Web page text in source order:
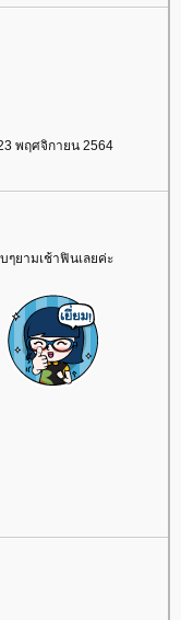
พฤศจิกายน 2564
ยามเช้าฟินเลยค่ะ